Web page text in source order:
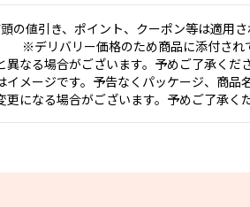
の値引き、ポイント、クーポン等は適用
※デリバリー価格のため商品に添付され
異なる場合がございます。予めご了承くだ
イメージです。予告なくパッケージ、商品
更になる場合がございます。予めご了承く